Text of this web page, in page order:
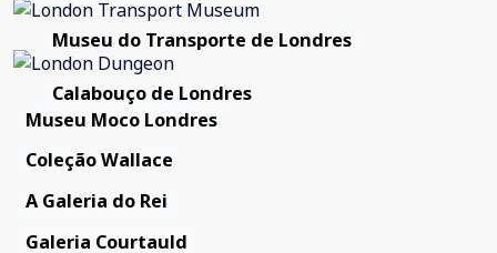
Museu do Transporte de Londres
Calabouço de Londres
Museu Moco Londres
Coleção Wallace
A Galeria do Rei
Galeria Courtauld